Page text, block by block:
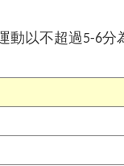
以不超過5-6分